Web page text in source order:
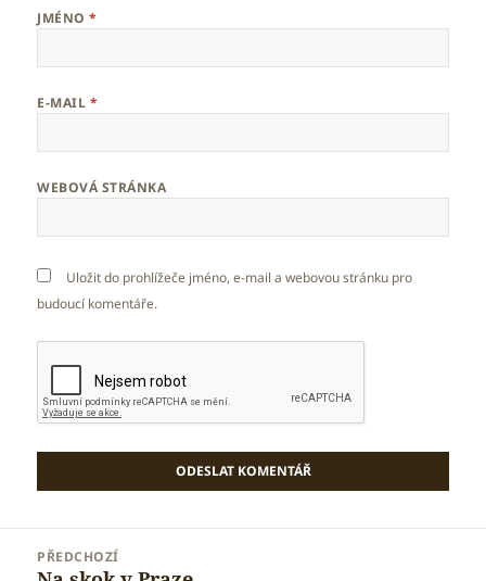
JMÉNO*
E-MAIL *
WEBOVÁ STRÁNKA
Uložit do prohlížeče jméno, e-mail a webovou stránku pro
budoucí komentáře.
PŘEDCHOZÍ